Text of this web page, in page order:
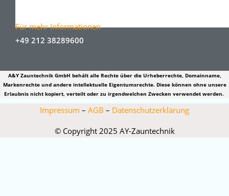
Für mehr Informationen
+49 212 38289600
A&Y Zauntechnik GmbH behält alle Rechte über die Urheberrechte, Domainname,
Markenrechte und andere intellektuelle Eigentumsrechte. Diese können ohne unsere
Erlaubnis nicht kopiert, verteilt oder zu irgendwelchen Zwecken verwendet werden.
Impressum – AGB – Datenschutzerklärung
© Copyright 2025 AY-Zauntechnik